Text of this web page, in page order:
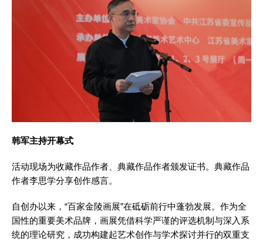
韩军主持开幕式
活动现场为收藏作品作者、典藏作品作者颁发证书。典藏作品
作者李思学分享创作感言。
自创办以来，“百家金陵画展”在砥砺前行中蓬勃发展。作为全
国性的重要美术品牌，画展凭借科学严谨的评选机制与深入系
统的理论研究，成功构建起艺术创作与学术探讨并行的双重支